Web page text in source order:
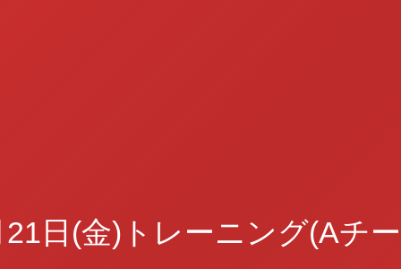
21日(金)トレーニング(Aチ